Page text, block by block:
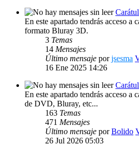
En este apartado tendrás acceso a
formato Bluray 3D.
3 Temas
14 Mensajes
Último mensaje porjsesma
16 Ene 2025 14:26
En este apartado tendrás acceso a
de DVD, Bluray, etc...
163 Temas
471 Mensajes
Último mensaje porBolido
26 Jul 2026 05:03